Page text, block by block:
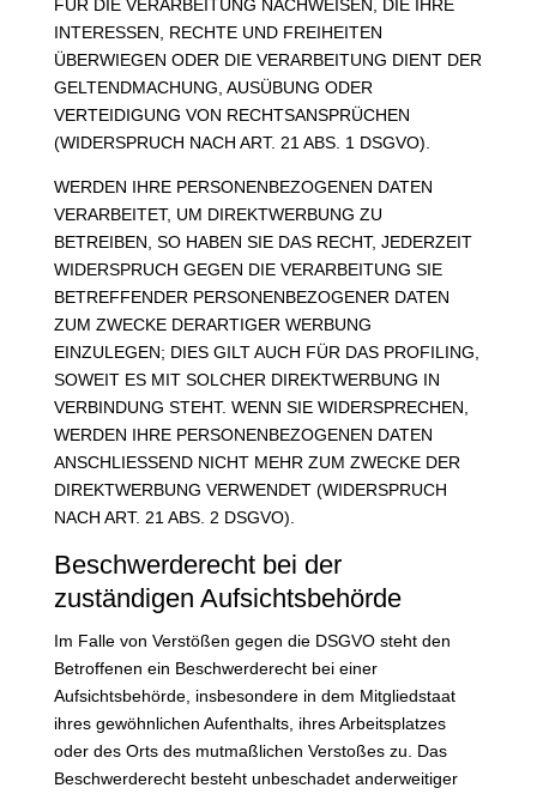
FÜR DIE VERARBEITUNG NACHWEISEN, DIE IHRE
INTERESSEN, RECHTE UND FREIHEITEN
ÜBERWIEGEN ODER DIE VERARBEITUNG DIENT DER
GELTENDMACHUNG, AUSÜBUNG ODER
VERTEIDIGUNG VON RECHTSANSPRÜCHEN
(WIDERSPRUCH NACH ART. 21 ABS. 1 DSGVO).
WERDEN IHRE PERSONENBEZOGENEN DATEN
VERARBEITET, UM DIREKTWERBUNG ZU
BETREIBEN, SO HABEN SIE DAS RECHT, JEDERZEIT
WIDERSPRUCH GEGEN DIE VERARBEITUNG SIE
BETREFFENDER PERSONENBEZOGENER DATEN
ZUM ZWECKE DERARTIGER WERBUNG
EINZULEGEN; DIES GILT AUCH FÜR DAS PROFILING,
SOWEIT ES MIT SOLCHER DIREKTWERBUNG IN
VERBINDUNG STEHT. WENN SIE WIDERSPRECHEN,
WERDEN IHRE PERSONENBEZOGENEN DATEN
ANSCHLIESSEND NICHT MEHR ZUM ZWECKE DER
DIREKTWERBUNG VERWENDET (WIDERSPRUCH
NACH ART. 21 ABS. 2 DSGVO).
Beschwerde­recht bei der
zuständigen Aufsichts­behörde
Im Falle von Verstößen gegen die DSGVO steht den
Betroffenen ein Beschwerderecht bei einer
Aufsichtsbehörde, insbesondere in dem Mitgliedstaat
ihres gewöhnlichen Aufenthalts, ihres Arbeitsplatzes
oder des Orts des mutmaßlichen Verstoßes zu. Das
Beschwerderecht besteht unbeschadet anderweitiger